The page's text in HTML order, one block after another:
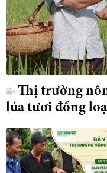
Thị trường
lúa tươi đồng